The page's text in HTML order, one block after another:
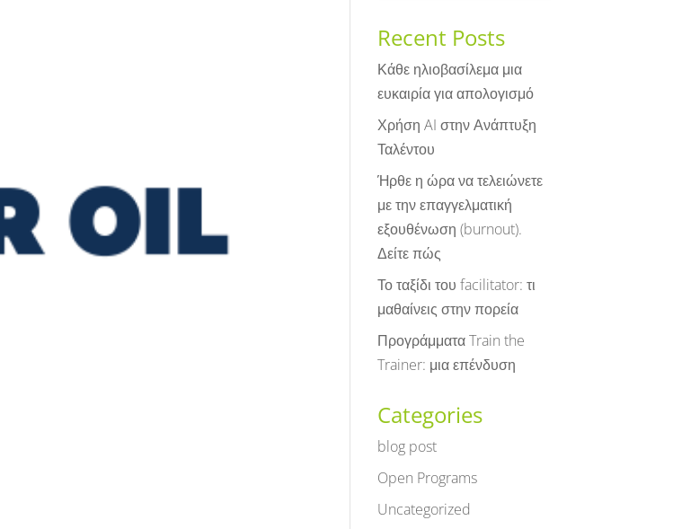
Recent Posts
Κάθε ηλιοβασίλεμα μια
ευκαιρία για απολογισμό
Χρήση AI στην Ανάπτυξη
Ταλέντου
Ήρθε η ώρα να τελειώνετε
με την επαγγελματική
εξουθένωση (burnout).
Δείτε πώς
Το ταξίδι του facilitator: τι
μαθαίνεις στην πορεία
Προγράμματα Train the
Trainer: μια επένδυση
Categories
blog post
Open Programs
Uncategorized